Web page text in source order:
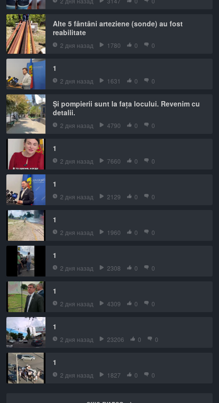
Alte 5 fântâni arteziene (sonde) au fost
reabilitate
2 дня назад 1780 0 0
1
2 дня назад 1631 0 0
Și pompierii sunt la fața locului. Revenim cu
detalii.
2 дня назад 4790 0 0
1
2 дня назад 7660 0 0
1
2 дня назад 2129 0 0
1
2 дня назад 1960 0 0
1
2 дня назад 2308 0 0
1
2 дня назад 4309 0 0
1
2 дня назад 23206 0 0
1
2 дня назад 1827 0 0